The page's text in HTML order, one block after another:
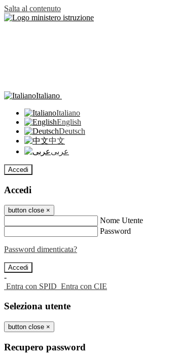
Salta al contenuto
Italiano
Italiano
English
Deutsch
中文
عربى
Accedi
Accedi
button close ×
Nome Utente
Password
Password dimenticata?
-
Entra con SPID Entra con CIE
Seleziona utente
button close ×
Recupero password